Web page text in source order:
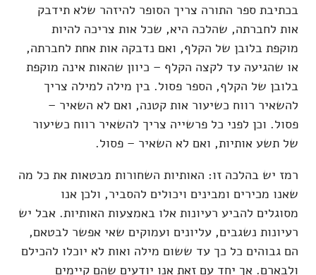
בכתיבת ספר התורה צריך הסופר להיזהר שלא תידבק
אות לחברתה, שהלכה היא, שכל אות צריכה להיות
מוקפת בלובן של הקלף, ואם נדבקה אות אחת לחברתה,
או שהגיעה עד לקצה הקלף – כיוון שהאות אינה מוקפת
בלובן של הקלף, הספר פסול. בין מילה למילה צריך
להשאיר רווח כשיעור אות קטנה, ואם לא השאיר –
פסול. וכן לפני כל פרשייה צריך להשאיר רווח כשיעור
של תשע אותיות, ואם לא השאיר – פסול.
רמז יש בהלכה זו: האותיות השחורות מבטאות את כל מה
שאנו מכירים ומבינים ויכולים להסביר, ולכן אנו
מסוגלים להביע רעיונות אלו באמצעות האותיות. אבל יש
רעיונות נשגבים, עליונים ועמוקים שאי אפשר לבטאם,
הם גבוהים כל כך עד ששום מילה ואות לא יוכלו להכילם
ולבארם. אך יחד עם זאת אנו יודעים שהם קיימים